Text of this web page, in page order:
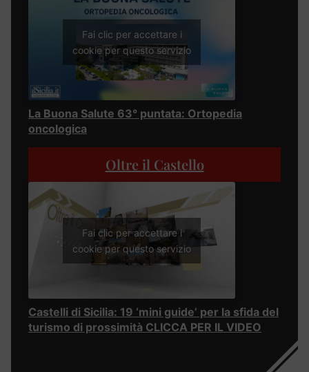
Fai clic per accettare i
cookie per questo servizio
La Buona Salute 63° puntata: Ortopedia
oncologica
Oltre il Castello
Fai clic per accettare i
cookie per questo servizio
Castelli di Sicilia: 19 ‘mini guide’ per la sfida del
turismo di prossimità CLICCA PER IL VIDEO